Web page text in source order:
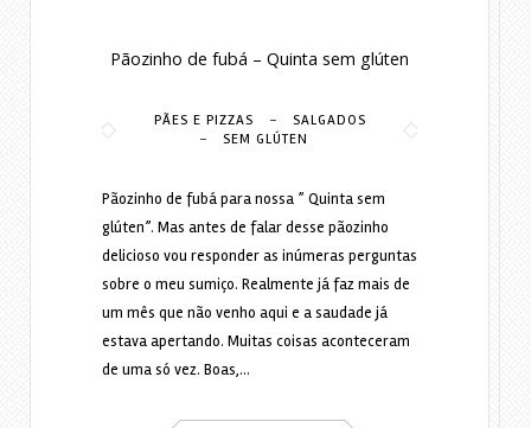
Pãozinho de fubá – Quinta sem glúten
PÃES E PIZZAS - SALGADOS
- SEM GLÚTEN
Pãozinho de fubá para nossa ” Quinta sem
glúten”. Mas antes de falar desse pãozinho
delicioso vou responder as inúmeras perguntas
sobre o meu sumiço. Realmente já faz mais de
um mês que não venho aqui e a saudade já
estava apertando. Muitas coisas aconteceram
de uma só vez. Boas,…